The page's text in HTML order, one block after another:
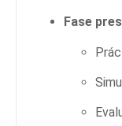
Fase